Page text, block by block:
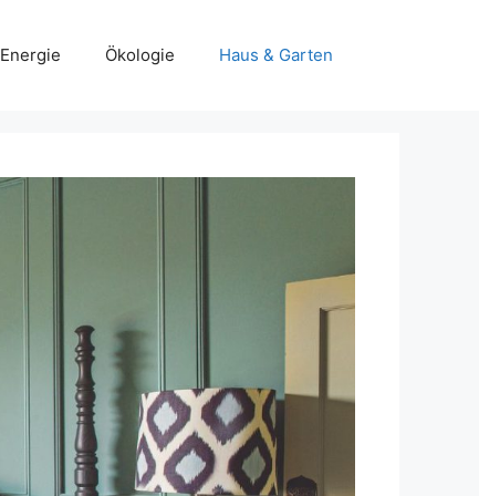
Energie Ökologie Haus & Garten